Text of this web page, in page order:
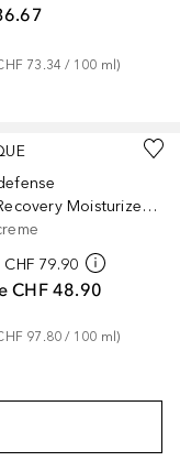
73.34 / 100 ml)
Night Recovery Moisturizer Hauttyp 1+2
CHF 79.90
CHF 48.90
97.80 / 100 ml)